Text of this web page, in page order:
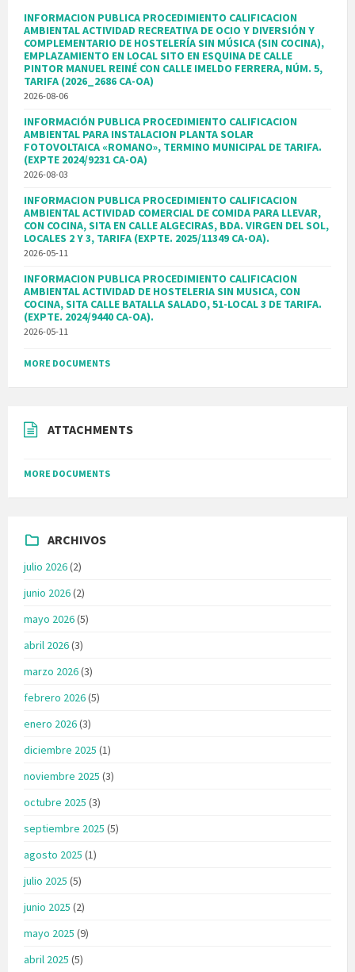
INFORMACION PUBLICA PROCEDIMIENTO CALIFICACION
AMBIENTAL ACTIVIDAD RECREATIVA DE OCIO Y DIVERSIÓN Y
COMPLEMENTARIO DE HOSTELERÍA SIN MÚSICA (SIN COCINA),
EMPLAZAMIENTO EN LOCAL SITO EN ESQUINA DE CALLE
PINTOR MANUEL REINÉ CON CALLE IMELDO FERRERA, NÚM. 5,
TARIFA (2026_2686 CA-OA)
2026-08-06
INFORMACIÓN PUBLICA PROCEDIMIENTO CALIFICACION
AMBIENTAL PARA INSTALACION PLANTA SOLAR
FOTOVOLTAICA «ROMANO», TERMINO MUNICIPAL DE TARIFA.
(EXPTE 2024/9231 CA-OA)
2026-08-03
INFORMACION PUBLICA PROCEDIMIENTO CALIFICACION
AMBIENTAL ACTIVIDAD COMERCIAL DE COMIDA PARA LLEVAR,
CON COCINA, SITA EN CALLE ALGECIRAS, BDA. VIRGEN DEL SOL,
LOCALES 2 Y 3, TARIFA (EXPTE. 2025/11349 CA-OA).
2026-05-11
INFORMACION PUBLICA PROCEDIMIENTO CALIFICACION
AMBIENTAL ACTIVIDAD DE HOSTELERIA SIN MUSICA, CON
COCINA, SITA CALLE BATALLA SALADO, 51-LOCAL 3 DE TARIFA.
(EXPTE. 2024/9440 CA-OA).
2026-05-11
MORE DOCUMENTS
ATTACHMENTS
MORE DOCUMENTS
ARCHIVOS
julio 2026(2)
junio 2026(2)
mayo 2026(5)
abril 2026(3)
marzo 2026(3)
febrero 2026(5)
enero 2026(3)
diciembre 2025 (1)
noviembre 2025 (3)
octubre 2025 (3)
septiembre 2025 (5)
agosto 2025 (1)
julio 2025 (5)
junio 2025 (2)
mayo 2025 (9)
abril 2025 (5)